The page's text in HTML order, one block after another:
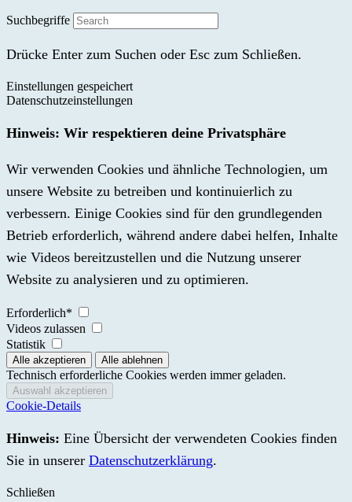
Suchbegriffe
Drücke Enter zum Suchen oder Esc zum Schließen.
Einstellungen gespeichert
Datenschutzeinstellungen
Hinweis: Wir respektieren deine Privatsphäre
Wir verwenden Cookies und ähnliche Technologien, um
unsere Website zu betreiben und kontinuierlich zu
verbessern. Einige Cookies sind für den grundlegenden
Betrieb erforderlich, während andere dabei helfen, Inhalte
wie Videos bereitzustellen und die Nutzung unserer
Website zu analysieren und zu optimieren.
Erforderlich*
Videos zulassen
Statistik
Technisch erforderliche Cookies werden immer geladen.
Cookie-Details
Hinweis: Eine Übersicht der verwendeten Cookies finden
Sie in unserer Datenschutzerklärung.
Schließen